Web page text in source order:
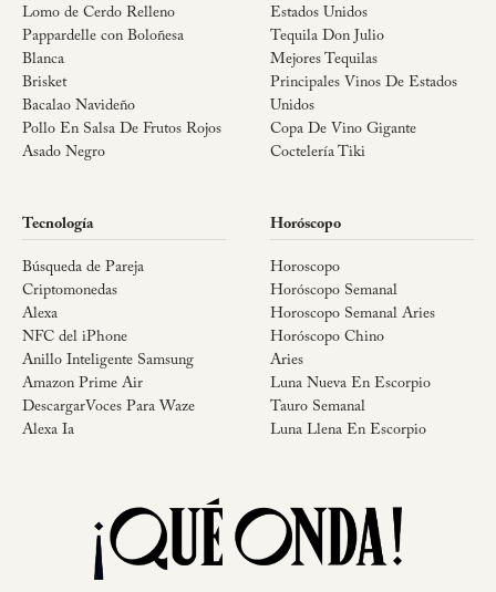
Lomo de Cerdo Relleno
Pappardelle con Boloñesa
Blanca
Brisket
Bacalao Navideño
Pollo En Salsa De Frutos Rojos
Asado Negro
Estados Unidos
Tequila Don Julio
Mejores Tequilas
Principales Vinos De Estados
Unidos
Copa De Vino Gigante
Coctelería Tiki
Tecnología
Búsqueda de Pareja
Criptomonedas
Alexa
NFC del iPhone
Anillo Inteligente Samsung
Amazon Prime Air
DescargarVoces Para Waze
Alexa Ia
Horóscopo
Horoscopo
Horóscopo Semanal
Horoscopo Semanal Aries
Horóscopo Chino
Aries
Luna Nueva En Escorpio
Tauro Semanal
Luna Llena En Escorpio